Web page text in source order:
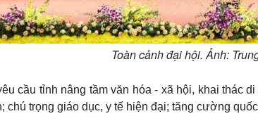
Toàn cảnh đại hội. Ảnh:
cầu tỉnh nâng tầm văn hóa - xã hội, khai thác
chú trọng giáo dục, y tế hiện đại; tăng cường